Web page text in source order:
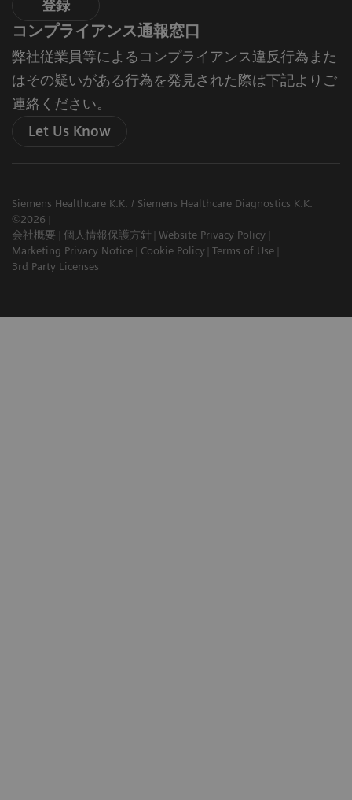
登録
コンプライアンス通報窓口
弊社従業員等によるコンプライアンス違反行為また
はその疑いがある行為を発見された際は下記よりご
連絡ください。
Let Us Know
Siemens Healthcare K.K. / Siemens Healthcare Diagnostics K.K.
©2026
会社概要
個人情報保護方針
Website Privacy Policy
Marketing Privacy Notice
Cookie Policy Terms of Use
3rd Party Licenses